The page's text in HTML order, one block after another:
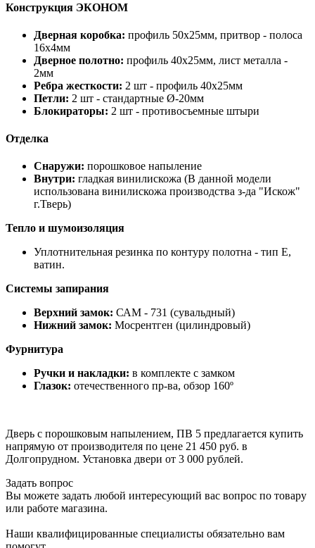
Конструкция ЭКОНОМ
Дверная коробка: профиль 50х25мм, притвор - полоса
16х4мм
Дверное полотно: профиль 40х25мм, лист металла -
2мм
Ребра жесткости: 2 шт - профиль 40х25мм
Петли: 2 шт - стандартные Ø-20мм
Блокираторы: 2 шт - противосъемные штыри
Отделка
Снаружи: порошковое напыление
Внутри: гладкая винилискожа (В данной модели
использована винилискожа производства з-да "Искож"
г.Тверь)
Тепло и шумоизоляция
Уплотнительная резинка по контуру полотна - тип Е,
ватин.
Системы запирания
Верхний замок: САМ - 731 (сувальдный)
Нижний замок: Мосрентген (цилиндровый)
Фурнитура
Ручки и накладки: в комплекте с замком
Глазок: отечественного пр-ва, обзор 160º
Дверь с порошковым напылением, ПВ 5 предлагается купить
напрямую от производителя по цене 21 450 руб. в
Долгопрудном. Установка двери от 3 000 рублей.
Задать вопрос
Вы можете задать любой интересующий вас вопрос по товару
или работе магазина.
Наши квалифицированные специалисты обязательно вам